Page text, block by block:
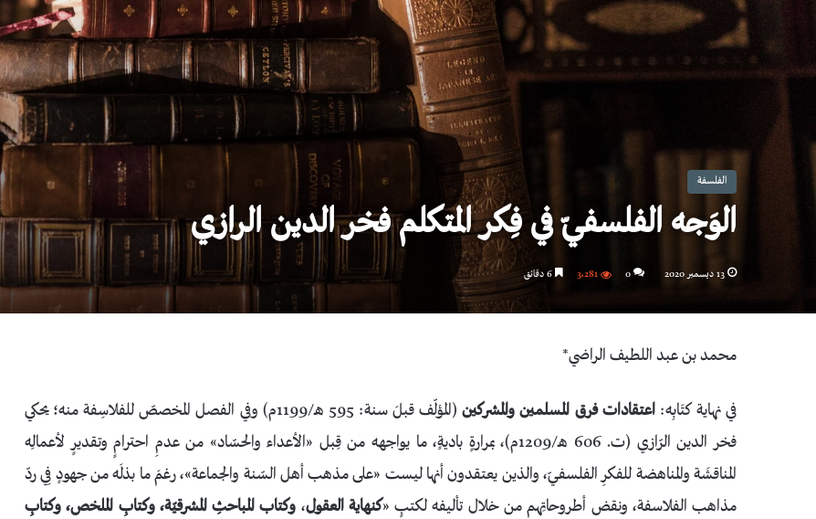
الفلسفة
الوَجه الفلسفيّ في فِكر المتكلم فخر الدين الرازي
13 ديسمبر 2020 0 3٬281
محمد بن عبد اللطيف الراضي*
في نهاية كتَابِه:اعتقادات فرق المسلمين والمشركين
(المؤلّف قبلَ سنة: 595 هـ/1199م) وفي الفصل المخصصّ للفلاسِفة منه؛ يحكي
فخر الدين الرّازي (ت. 606 هـ/1209م)، بمرارةٍ باديةٍ، ما يواجهه من قِبل «الأعداء والحسّاد» من عدمِ احترامٍ وتقديرٍ لأعمالِه
المناقشَة والمناهضة للفكرِ الفلسفيّ، والذين يعتقدون أنها ليست «على مذهب أهل السّنة والجماعة»، رغمَ ما بذلَه من جهودٍ فِي ردّ
مذاهب الفلاسفة، ونقض أطروحاتِهم من خلال تأليفه لكتبٍ «كنهاية العقول، وكتاب المباحثِ المشرقيّة، وكتابِ الملخص، وكتابِ